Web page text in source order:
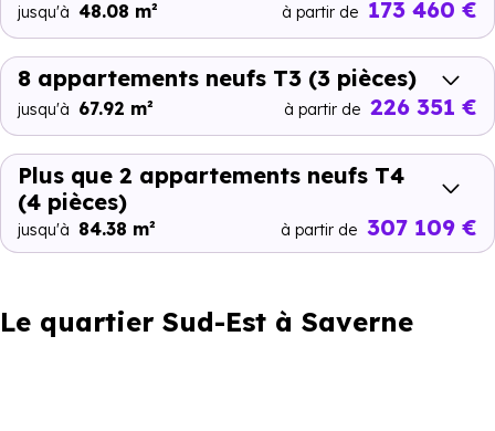
jusqu'à 48.08 m² à partir de 173 460 €
8 appartements neufs T3 (3 pièces)
jusqu'à 67.92 m² à partir de 226 351 €
Plus que 2 appartements neufs T4
(4 pièces)
jusqu'à 84.38 m² à partir de 307 109 €
Le quartier Sud-Est à Saverne